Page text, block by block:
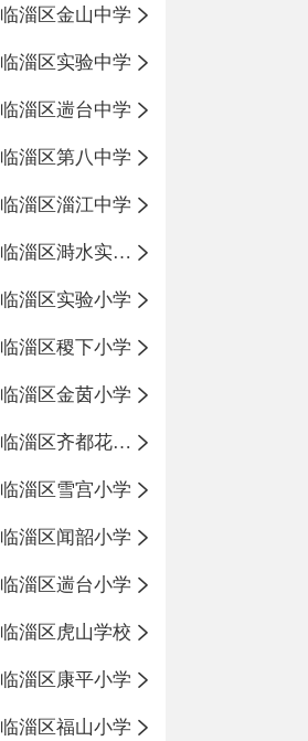
临淄区金山中学
临淄区实验中学
临淄区遄台中学
临淄区第八中学
临淄区淄江中学
临淄区溡水实验学校
临淄区实验小学
临淄区稷下小学
临淄区金茵小学
临淄区齐都花园小学
临淄区雪宫小学
临淄区闻韶小学
临淄区遄台小学
临淄区虎山学校
临淄区康平小学
临淄区福山小学